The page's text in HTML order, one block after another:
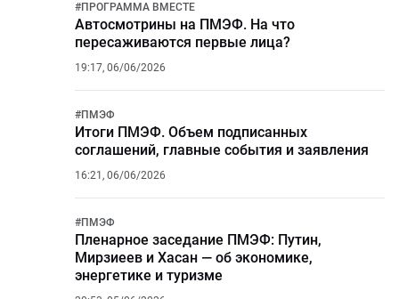
#ПРОГРАММА ВМЕСТЕ
Автосмотрины на ПМЭФ. На что
пересаживаются первые лица?
19:17, 06/06/2026
#ПМЭФ
Итоги ПМЭФ. Объем подписанных
соглашений, главные события и заявления
16:21, 06/06/2026
#ПМЭФ
Пленарное заседание ПМЭФ: Путин,
Мирзиеев и Хасан — об экономике,
энергетике и туризме